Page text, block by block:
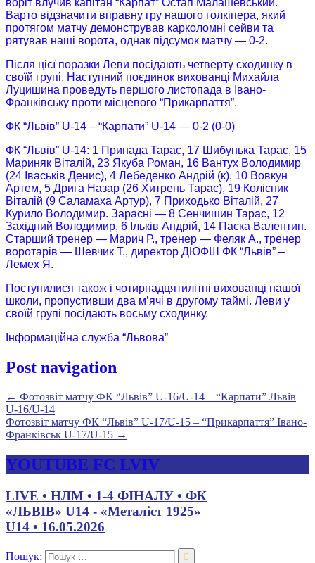
Варто відзначити вправну гру нашого голкіпера, який
протягом матчу демонстрував карколомні сейви та
рятував наші ворота, однак підсумок матчу — 0-2.
Після цієї поразки Леви посідають четверту сходинку в
своїй групі. Наступний поєдинок вихованці Михайла
Луцишина проведуть першого листопада в Івано-
Франківську проти місцевого “Прикарпаття”.
ФК “Львів” U-14 – “Карпати” U-14 — 0-2 (0-0)
ФК “Львів” U-14: 1 Принада Тарас, 17 Шибунька Тарас, 15
Мариняк Віталій, 23 Якуба Роман, 16 Вантух Володимир
(24 Іваськів Денис), 4 Лебеденко Андрій (к), 10 Вовкун
Артем, 5 Дрига Назар (26 Хитрень Тарас), 19 Колісник
Віталій (9 Саламаха Артур), 7 Приходько Віталій, 27
Курило Володимир. Зарасні — 8 Сенчишин Тарас, 12
Західний Володимир, 6 Ільків Андрій, 14 Паска Валентин.
Старший тренер — Марич Р., тренер — Феляк А., тренер
воротарів — Шевчик Т., директор ДЮФШ ФК “Львів” –
Лемех Я.
Поступилися також і чотирнадцятилітні вихованці нашої
школи, пропустивши два м’ячі в другому таймі. Леви у
своїй групі посідають восьму сходинку.
Інформаційна служба “Львова”
Post navigation
← Фотозвіт матчу ФК “Львів” U-16/U-14 – “Карпати” Львів
U-16/U-14
Фотозвіт матчу ФК “Львів” U-17/U-15 – “Прикарпаття” Івано-
Франківськ U-17/U-15 →
YOUTUBE FC LVIV
LIVE • НЛМ • 1-4 ФІНАЛУ • ФК
«ЛЬВІВ» U14 - «Металіст 1925»
U14 • 16.05.2026
Пошук: